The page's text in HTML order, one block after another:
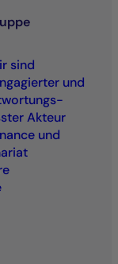
sind
und
Akteur
und